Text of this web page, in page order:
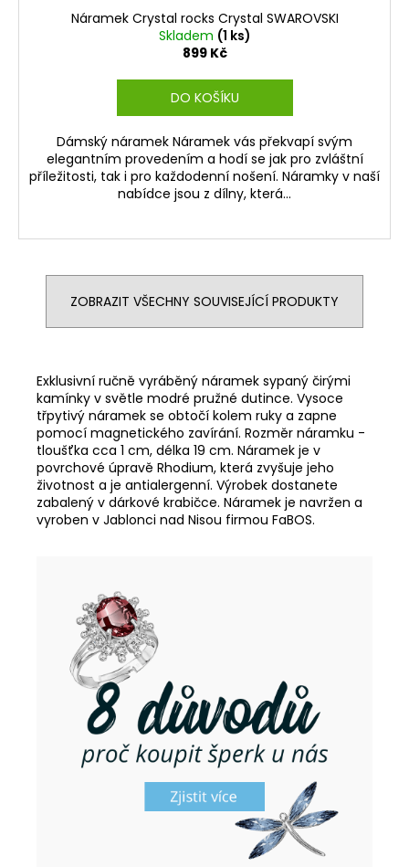
Náramek Crystal rocks Crystal SWAROVSKI
Skladem (1 ks)
899 Kč
DO KOŠÍKU
Dámský náramek Náramek vás překvapí svým
elegantním provedením a hodí se jak pro zvláštní
příležitosti, tak i pro každodenní nošení. Náramky v naší
nabídce jsou z dílny, která...
ZOBRAZIT VŠECHNY SOUVISEJÍCÍ PRODUKTY
Exklusivní ručně vyráběný náramek sypaný čirými
kamínky v světle modré pružné dutince. Vysoce
třpytivý náramek se obtočí kolem ruky a zapne
pomocí magnetického zavírání. Rozměr náramku -
tloušťka cca 1 cm, délka 19 cm. Náramek je v
povrchové úpravě Rhodium, která zvyšuje jeho
životnost a je antialergenní. Výrobek dostanete
zabalený v dárkové krabičce. Náramek je navržen a
vyroben v Jablonci nad Nisou firmou FaBOS.